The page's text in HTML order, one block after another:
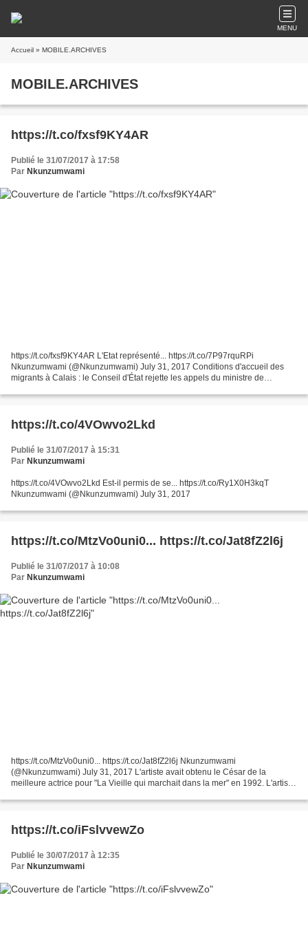
MENU
Accueil » MOBILE.ARCHIVES
MOBILE.ARCHIVES
https://t.co/fxsf9KY4AR
Publié le 31/07/2017 à 17:58
Par Nkunzumwami
https://t.co/fxsf9KY4AR L'Etat représenté... https://t.co/7P97rquRPi
Nkunzumwami (@Nkunzumwami) July 31, 2017 Conditions d'accueil des
migrants à Calais : le Conseil d'État rejette les appels du ministre de
https://t.co/4VOwvo2Lkd
Publié le 31/07/2017 à 15:31
Par Nkunzumwami
https://t.co/4VOwvo2Lkd Est-il permis de se... https://t.co/Ry1X0H3kqT
Nkunzumwami (@Nkunzumwami) July 31, 2017
https://t.co/MtzVo0uni0... https://t.co/Jat8fZ2l6j
Publié le 31/07/2017 à 10:08
Par Nkunzumwami
https://t.co/MtzVo0uni0... https://t.co/Jat8fZ2l6j Nkunzumwami
(@Nkunzumwami) July 31, 2017 L'artiste avait obtenu le César de la
meilleure actrice pour "La Vieille qui marchait dans la mer" en 1992. L'artiste
https://t.co/iFslvvewZo
Publié le 30/07/2017 à 12:35
Par Nkunzumwami